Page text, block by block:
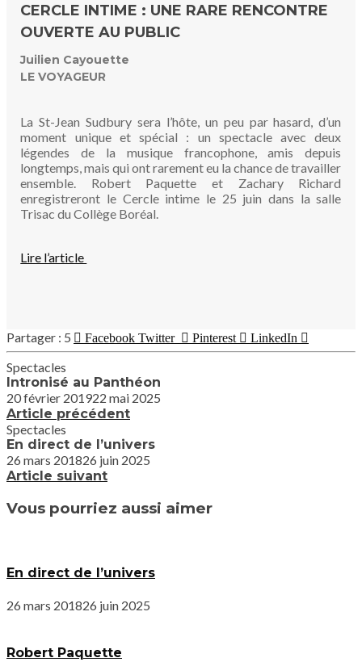
CERCLE INTIME : UNE RARE RENCONTRE
OUVERTE AU PUBLIC
Juilien Cayouette
LE VOYAGEUR
La St-Jean Sudbury sera l’hôte, un peu par hasard, d’un
moment unique et spécial : un spectacle avec deux
légendes de la musique francophone, amis depuis
longtemps, mais qui ont rarement eu la chance de travailler
ensemble. Robert Paquette et Zachary Richard
enregistreront le Cercle intime le 25 juin dans la salle
Trisac du Collège Boréal.
Lire l’article
5 Facebook Twitter Pinterest LinkedIn
Spectacles
Intronisé au Panthéon
20 février 201922 mai 2025
Article précédent
Spectacles
En direct de l’univers
26 mars 201826 juin 2025
Article suivant
Vous pourriez aussi aimer
En direct de l’univers
26 mars 201826 juin 2025
Robert Paquette